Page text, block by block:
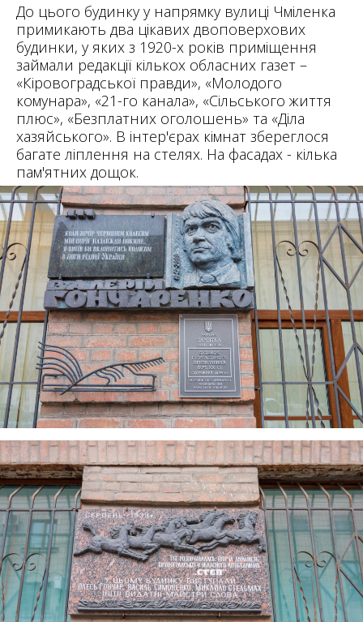
До цього будинку у напрямку вулиці Чміленка
примикають два цікавих двоповерхових
будинки, у яких з 1920-х років приміщення
займали редакції кількох обласних газет –
«Кіровоградської правди», «Молодого
комунара», «21-го канала», «Сільського життя
плюс», «Безплатних оголошень» та «Діла
хазяйського». В інтер'єрах кімнат збереглося
багате ліплення на стелях. На фасадах - кілька
пам'ятних дощок.